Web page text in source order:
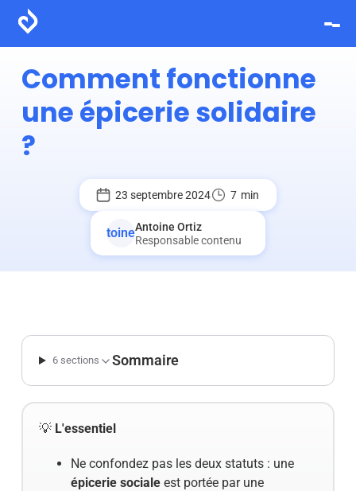
Comment fonctionne
une épicerie solidaire
?
23 septembre 2024 7 min
Antoine Ortiz
Responsable contenu
6 sections Sommaire
💡 L'essentiel
Ne confondez pas les deux statuts : une
épicerie socialeest portée par une